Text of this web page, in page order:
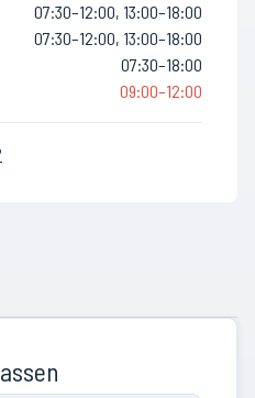
07:30–12:00, 13:00–18:00
07:30–12:00, 13:00–18:00
07:30–18:00
09:00–12:00